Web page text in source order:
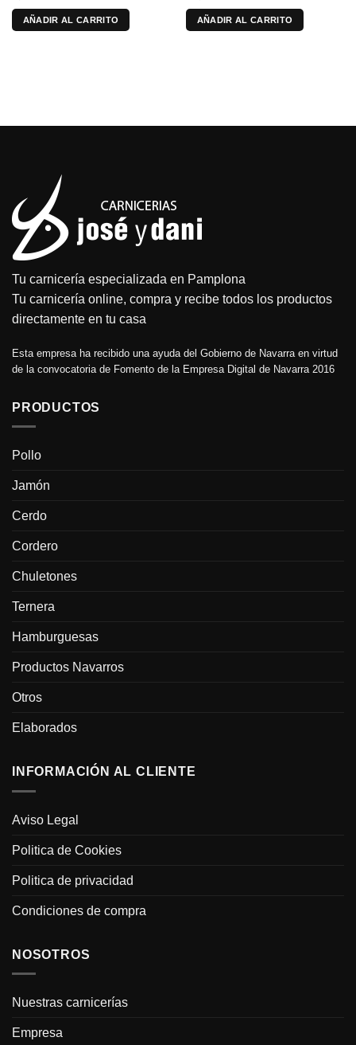
producto
AÑADIR AL CARRITO AÑADIR AL CARRITO
Tu carnicería especializada en Pamplona
Tu carnicería online, compra y recibe todos los productos
directamente en tu casa
Esta empresa ha recibido una ayuda del Gobierno de Navarra en virtud
de la convocatoria de Fomento de la Empresa Digital de Navarra 2016
PRODUCTOS
Pollo
Jamón
Cerdo
Cordero
Chuletones
Ternera
Hamburguesas
Productos Navarros
Otros
Elaborados
INFORMACIÓN AL CLIENTE
Aviso Legal
Politica de Cookies
Politica de privacidad
Condiciones de compra
NOSOTROS
Nuestras carnicerías
Empresa